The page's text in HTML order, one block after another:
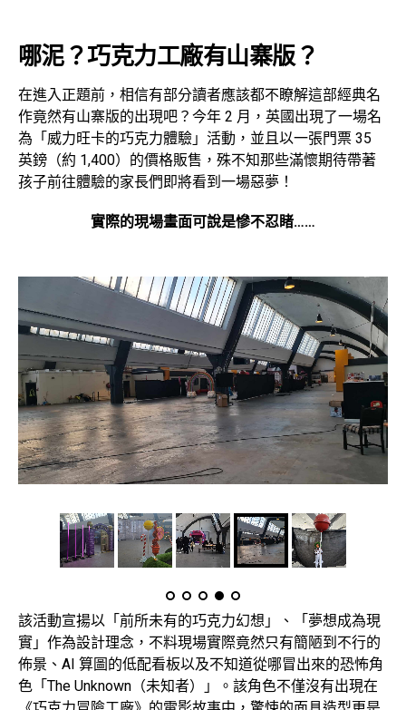
哪泥？巧克力工廠有山寨版？
在進入正題前，相信有部分讀者應該都不瞭解這部經典名
作竟然有山寨版的出現吧？今年 2 月，英國出現了一場名
為「威力旺卡的巧克力體驗」活動，並且以一張門票 35
英鎊（約 1,400）的價格販售，殊不知那些滿懷期待帶著
孩子前往體驗的家長們即將看到一場惡夢！
實際的現場畫面可說是慘不忍睹……
該活動宣揚以「前所未有的巧克力幻想」、「夢想成為現
實」作為設計理念，不料現場實際竟然只有簡陋到不行的
佈景、AI 算圖的低配看板以及不知道從哪冒出來的恐怖角
色「The Unknown（未知者）」。該角色不僅沒有出現在